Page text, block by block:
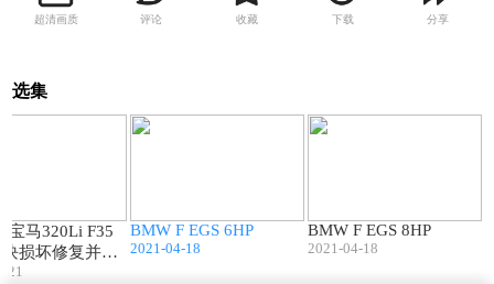
超清画质 评论 收藏 下载 分享
选集
宝马320Li F35
损坏修复并匹
21
BMW F EGS 6HP
2021-04-18
BMW F EGS 8HP
2021-04-18